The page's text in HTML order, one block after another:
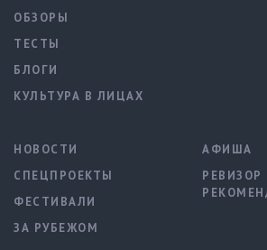
ОБЗОРЫ
ТЕСТЫ
БЛОГИ
КУЛЬТУРА В ЛИЦАХ
НОВОСТИ
СПЕЦПРОЕКТЫ
ФЕСТИВАЛИ
ЗА РУБЕЖОМ
АФИША
РЕВИЗОР